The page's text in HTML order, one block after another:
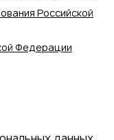
Российской
Федерации